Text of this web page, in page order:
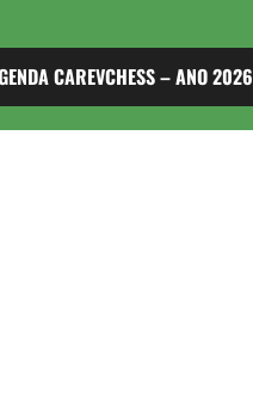
CAREVCHESS – ANO 2026